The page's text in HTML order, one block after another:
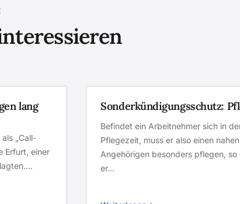
lang
„Call-
Erfurt, einer
Sonderkündigungsschutz:
Befindet ein Arbeitnehmer sich in
Pflegezeit, muss er also einen nahen
Angehörigen besonders pflegen, so
er…